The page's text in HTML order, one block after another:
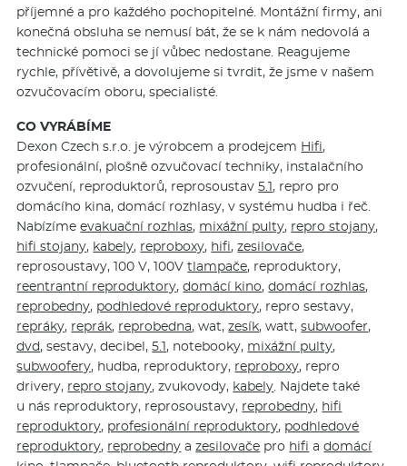
příjemné a pro každého pochopitelné. Montážní firmy, ani
konečná obsluha se nemusí bát, že se k nám nedovolá a
technické pomoci se jí vůbec nedostane. Reagujeme
rychle, přívětivě, a dovolujeme si tvrdit, že jsme v našem
ozvučovacím oboru, specialisté.
CO VYRÁBÍME
Dexon Czech s.r.o. je výrobcem a prodejcem Hifi,
profesionální, plošně ozvučovací techniky, instalačního
ozvučení, reproduktorů, reprosoustav5.1, repro pro
domácího kina, domácí rozhlasy, v systému hudba i řeč.
Nabízímeevakuační rozhlas, mixážní pulty, repro stojany,
hifi stojany, kabely, reproboxy, hifi,zesilovače,
reprosoustavy, 100 V, 100Vtlampače, reproduktory,
reentrantní reproduktory,domácí kino,domácí rozhlas,
reprobedny, podhledové reproduktory, repro sestavy,
repráky, reprák, reprobedna, wat,zesík, watt,subwoofer,
dvd, sestavy, decibel,5.1, notebooky, mixážní pulty,
subwoofery, hudba, reproduktory, reproboxy, repro
drivery, repro stojany, zvukovody, kabely. Najdete také
u nás reproduktory, reprosoustavy, reprobedny, hifi
reproduktory, profesionální reproduktory, podhledové
reproduktory, reprobedny azesilovače pro hifi adomácí